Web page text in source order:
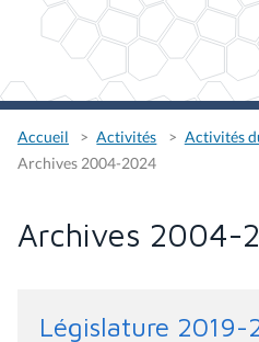
Accueil Activités
Activités
Archives 2004-2024
Archives 2004-
Législature 2019-